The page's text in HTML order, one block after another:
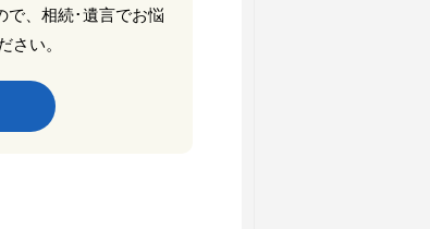
で、相続･遺言でお悩
さい。